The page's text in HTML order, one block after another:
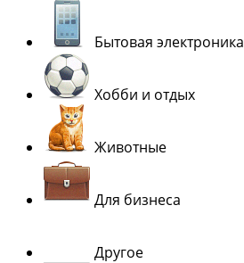
Бытовая электроника
Хобби и отдых
Животные
Для бизнеса
Другое